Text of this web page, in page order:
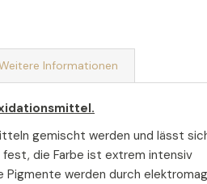
Informationen
gemischt werden und lässt
fest, die Farbe ist extrem intensiv
Pigmente werden durch